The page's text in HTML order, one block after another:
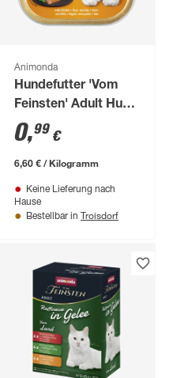
Animonda
Hundefutter 'Vom
Feinsten' Adult Huhn
& Leber 150 g
0,99 €
6,60 € / Kilogramm
Keine Lieferung nach
Hause
Bestellbar in Troisdorf